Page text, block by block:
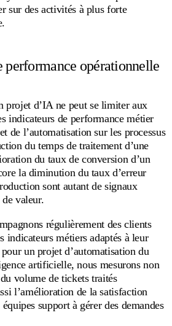
sur des activités à plus forte
performance opérationnelle
projet d’IA ne peut se limiter aux
indicateurs de performance métier
de l’automatisation sur les processus
du temps de traitement d’une
du taux de conversion d’un
la diminution du taux d’erreur
sont autant de signaux
valeur.
régulièrement des clients
indicateurs métiers adaptés à leur
un projet d’automatisation du
artificielle, nous mesurons non
volume de tickets traités
l’amélioration de la satisfaction
support à gérer des demandes